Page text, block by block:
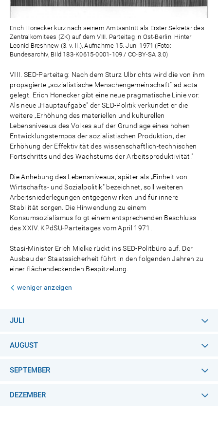
Erich Honecker kurz nach seinem Amtsantritt als Erster Sekretär des
Zentralkomitees (ZK) auf dem VIII. Parteitag in Ost-Berlin. Hinter
Leonid Breshnew (3. v. li.), Aufnahme 15. Juni 1971 (Foto:
Bundesarchiv, Bild 183-K0615-0001-109 / CC-BY-SA 3.0)
VIII. SED-Parteitag: Nach dem Sturz Ulbrichts wird die von ihm
propagierte „sozialistische Menschengemeinschaft" ad acta
gelegt. Erich Honecker gibt eine neue pragmatische Linie vor:
Als neue „Hauptaufgabe" der SED-Politik verkündet er die
weitere „Erhöhung des materiellen und kulturellen
Lebensniveaus des Volkes auf der Grundlage eines hohen
Entwicklungstempos der sozialistischen Produktion, der
Erhöhung der Effektivität des wissenschaftlich-technischen
Fortschritts und des Wachstums der Arbeitsproduktivität."
Die Anhebung des Lebensniveaus, später als „Einheit von
Wirtschafts- und Sozialpolitik" bezeichnet, soll weiteren
Arbeitsniederlegungen entgegenwirken und für innere
Stabilität sorgen. Die Hinwendung zu einem
Konsumsozialismus folgt einem entsprechenden Beschluss
des XXIV. KPdSU-Parteitages vom April 1971.
Stasi-Minister Erich Mielke rückt ins SED-Politbüro auf. Der
Ausbau der Staatssicherheit führt in den folgenden Jahren zu
einer flächendeckenden Bespitzelung.
weniger anzeigen
JULI
AUGUST
SEPTEMBER
DEZEMBER